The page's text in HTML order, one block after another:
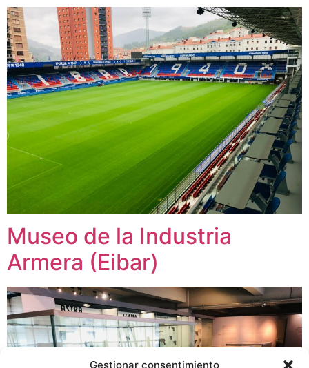
Gestionar consentimiento
Museo de la Industria
Armera (Eibar)